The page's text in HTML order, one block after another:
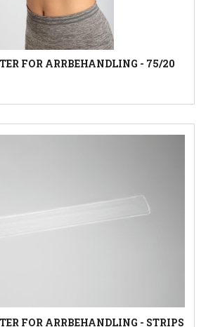
FOR ARRBEHANDLING - 75/20
FOR ARRBEHANDLING - STRIPS